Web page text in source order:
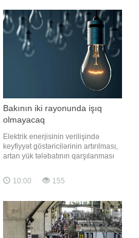
Ukraynanın xahişini qəbul etmir.
xəbər verir ki, bu barədə "The
Atlantic"
Bakının iki rayonunda işıq
olmayacaq
Elektrik enerjisinin verilişində
keyfiyyət göstəricilərinin artırılması,
artan yük tələbatının qarşılanması
paytaxtda bir sıra Tranformator
Məntəqələrində (TM) təmir-təftiş
"Azərişıq" ASC-yə istinadla xəbər
verir. Qeyd olunub ki
10:00 155